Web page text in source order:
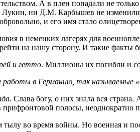
А в плен попадали не
ни Д.М. Карбышев не изменили
и его имя стало
в немецких лагерях для
на нашу сторону. И такие факты
и гетто. Миллионы их погибли и
работы в Германию, так называемые
. Слава богу, о них знала вся
полосы, неоднократно
тылу во время войны. Но военная и